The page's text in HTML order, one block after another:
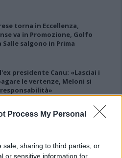
Process My Personal
sale, sharing to third parties, or
or sensitive information for
torna in Eccellenza,
va in Promozione, Golfo
Salle salgono in Prima
presidente Canu: «Lasciai i
le vertenze, Meloni si
responsabilità»
non si iscrive, Meloni: